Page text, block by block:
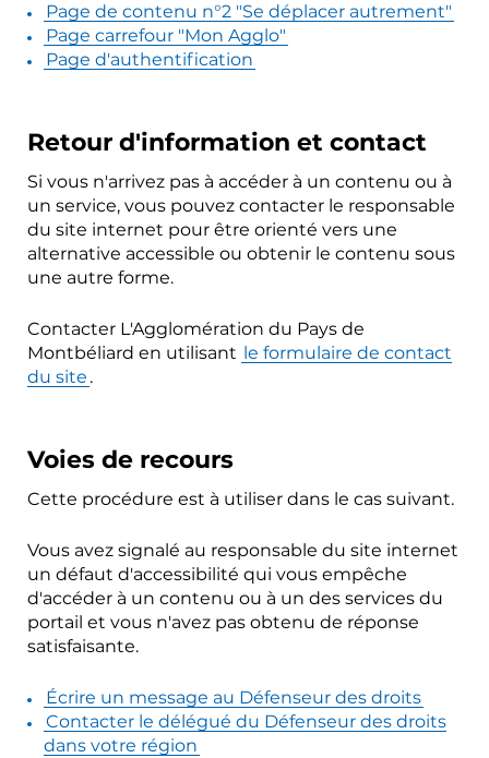
Page de contenu n°2 "Se déplacer autrement"
Page carrefour "Mon Agglo"
Page d'authentification
Retour d'information et contact
Si vous n'arrivez pas à accéder à un contenu ou à
un service, vous pouvez contacter le responsable
du site internet pour être orienté vers une
alternative accessible ou obtenir le contenu sous
une autre forme.
Contacter L'Agglomération du Pays de
Montbéliard en utilisant le formulaire de contact
du site .
Voies de recours
Cette procédure est à utiliser dans le cas suivant.
Vous avez signalé au responsable du site internet
un défaut d'accessibilité qui vous empêche
d'accéder à un contenu ou à un des services du
portail et vous n'avez pas obtenu de réponse
satisfaisante.
Écrire un message au Défenseur des droits
Contacter le délégué du Défenseur des droits
dans votre région